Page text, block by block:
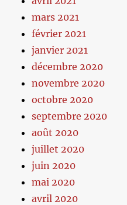
mars 2021
février 2021
janvier 2021
décembre 2020
novembre 2020
octobre 2020
septembre 2020
août 2020
juillet 2020
juin 2020
mai 2020
avril 2020